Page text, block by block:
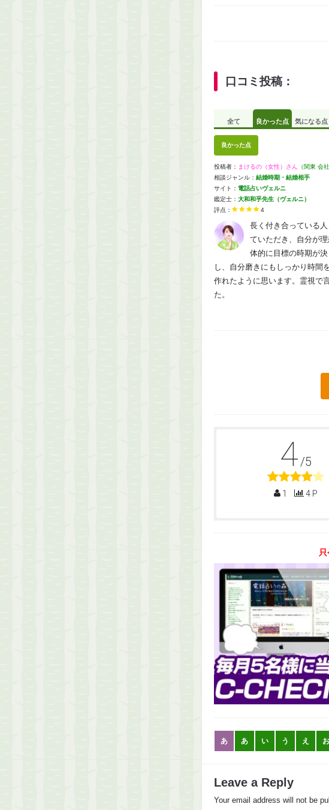
口コミ投稿：
全て 良かった点 気になる点
良かった点
投稿者： まけるの（女性）さん （関東 会
相談ジャンル： 結婚時期・結婚相手
サイト： 電話占いヴェルニ
鑑定士： 大和和乎先生（ヴェルニ）
評点：
4
長く付き合っている
ていただき、自分が
体的に目標の時期が
し、自分磨きにもしっかり時間
作れたように思います。霊視で
た。
4 /5
1 4 P
あ あ い う え お
Leave a Reply
Your email address will not be